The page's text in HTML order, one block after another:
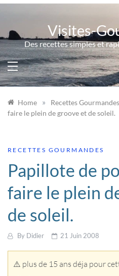
Skip
Visites-
Des recettes simples et
Home » Recettes Gourmandes
faire le plein de groove et de soleil.
RECETTES GOURMANDES
Papillote de
faire le plein
de soleil.
By Didier 21 Juin 2008
⚠️ plus de 15 ans déja pour